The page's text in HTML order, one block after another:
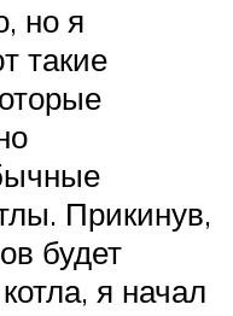
но я
такие
Прикинув,
будет
я начал